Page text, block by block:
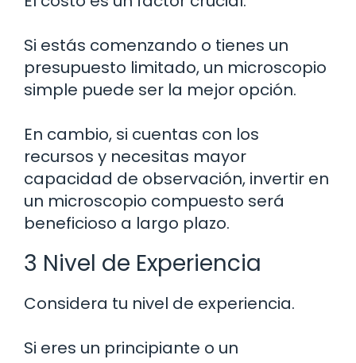
Si estás comenzando o tienes un
presupuesto limitado, un microscopio
simple puede ser la mejor opción.
En cambio, si cuentas con los
recursos y necesitas mayor
capacidad de observación, invertir en
un microscopio compuesto será
beneficioso a largo plazo.
3 Nivel de Experiencia
Considera tu nivel de experiencia.
Si eres un principiante o un